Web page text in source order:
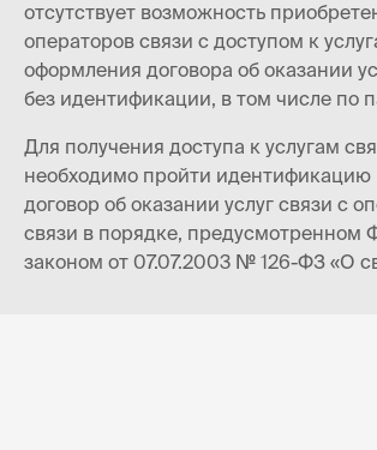
отсутствует возможность
операторов связи с доступом к
оформления договора об оказании
без идентификации, в том числе по
Для получения доступа к услугам
необходимо пройти идентификацию
договор об оказании услуг связи с
связи в порядке, предусмотренном
законом от 07.07.2003 № 126-ФЗ «О